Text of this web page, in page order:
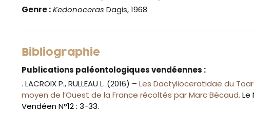
Genre :Kedonoceras Dagis, 1968
Bibliographie
Publications paléontologiques vendéennes :
. LACROIX P., RULLEAU L. (2016) – Les Dactylioceratidae du
moyen de l’Ouest de la France récoltés par Marc Bécaud. Le
Vendéen N°12 : 3-33.